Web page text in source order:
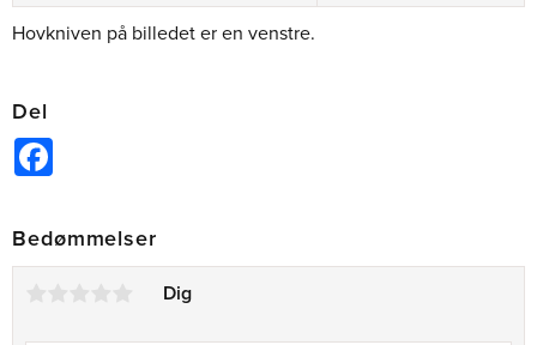
Hovkniven på billedet er en venstre.
Del
Bedømmelser
Dig